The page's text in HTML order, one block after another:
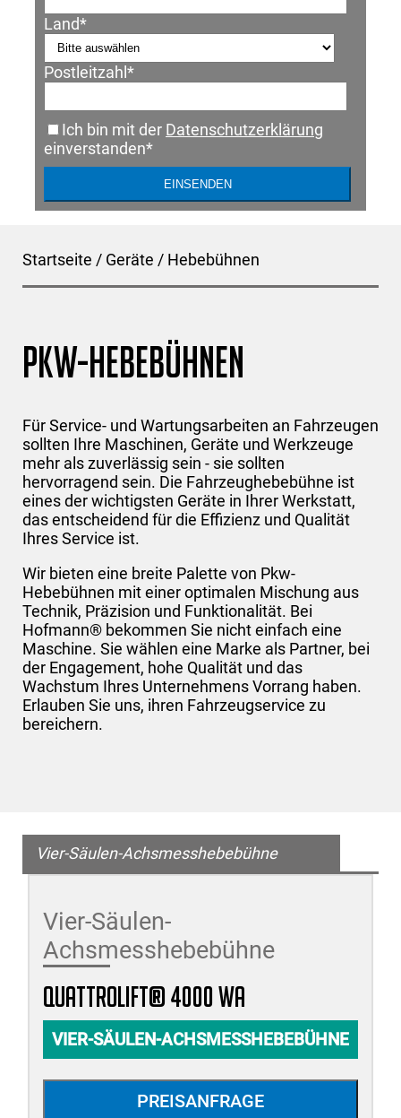
Land*
Postleitzahl *
Ich bin mit der Datenschutzerklärung
einverstanden*
Startseite / Geräte / Hebebühnen
Pkw-Hebebühnen
Für Service- und Wartungsarbeiten an Fahrzeugen
sollten Ihre Maschinen, Geräte und Werkzeuge
mehr als zuverlässig sein - sie sollten
hervorragend sein. Die Fahrzeughebebühne ist
eines der wichtigsten Geräte in Ihrer Werkstatt,
das entscheidend für die Effizienz und Qualität
Ihres Service ist.
Wir bieten eine breite Palette von Pkw-
Hebebühnen mit einer optimalen Mischung aus
Technik, Präzision und Funktionalität. Bei
Hofmann® bekommen Sie nicht einfach eine
Maschine. Sie wählen eine Marke als Partner, bei
der Engagement, hohe Qualität und das
Wachstum Ihres Unternehmens Vorrang haben.
Erlauben Sie uns, ihren Fahrzeugservice zu
bereichern.
Vier-Säulen-Achsmesshebebühne
Vier-Säulen-
Achsmesshebebühne
quattrolift® 4000 WA
VIER-SÄULEN-ACHSMESSHEBEBÜHNE
PREISANFRAGE